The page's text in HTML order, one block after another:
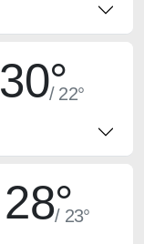
30°/ 22°
28°/ 23°